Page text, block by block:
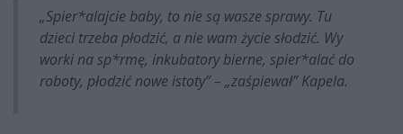
„Spier*alajcie baby, to nie są wasze sprawy. Tu
dzieci trzeba płodzić, a nie wam życie słodzić. Wy
worki na sp*rmę, inkubatory bierne, spier*alać do
roboty, płodzić nowe istoty” – „zaśpiewał” Kapela.